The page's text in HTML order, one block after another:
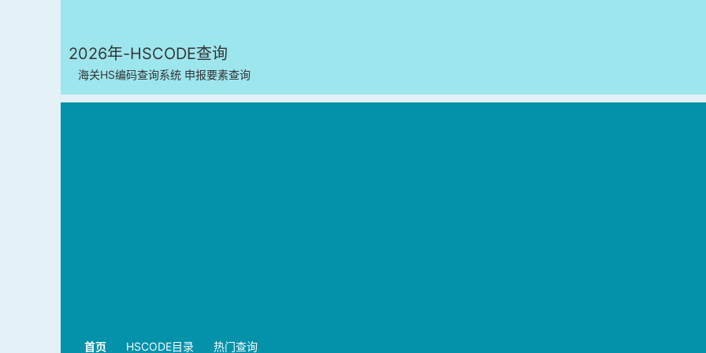
2026年-HSCODE查询
海关HS编码查询系统 申报要素查询
首页 HSCODE目录 热门查询